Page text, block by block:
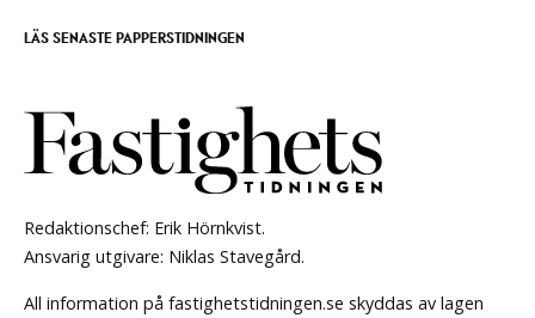
Redaktionschef: Erik Hörnkvist.
Ansvarig utgivare: Niklas Stavegård.
All information på fastighetstidningen.se skyddas av lagen
LÄS SENASTE PAPPERSTIDNINGEN